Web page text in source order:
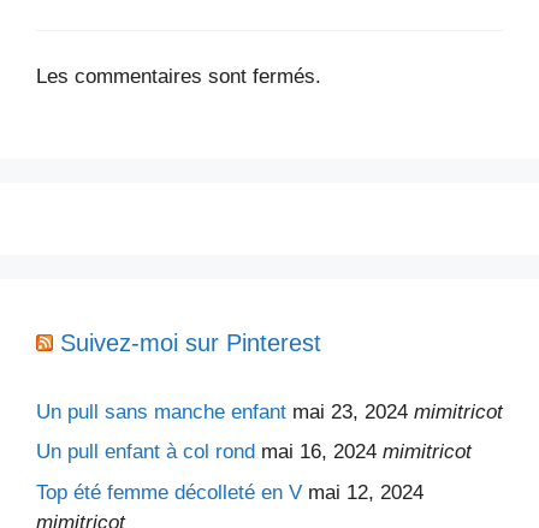
Les commentaires sont fermés.
Suivez-moi sur Pinterest
Un pull sans manche enfant mai 23, 2024 mimitricot
Un pull enfant à col rond mai 16, 2024 mimitricot
Top été femme décolleté en V mai 12, 2024
mimitricot